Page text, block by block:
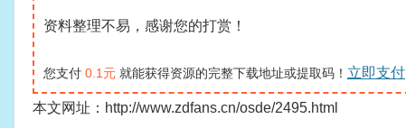
资料整理不易，感谢您的打赏！
您支付 0.1元 就能获得资源的完整下载地址或提取码！ 立即支付
本文网址：http://www.zdfans.cn/osde/2495.html